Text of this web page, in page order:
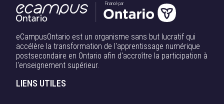
Financé par
eCampusOntario est un organisme sans but lucratif qui
accélère la transformation de l'apprentissage numérique
postsecondaire en Ontario afin d'accroître la participation à
l'enseignement supérieur.
LIENS UTILES